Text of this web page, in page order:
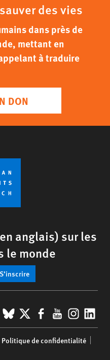
des vies
dans près de
mettant en
à traduire
DON
anglais) sur les
le monde
S’inscrire
BlueSky
X Facebook
YouTube
Politique de confidentialité